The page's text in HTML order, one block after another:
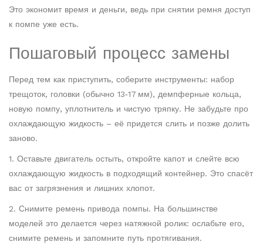
Это экономит время и деньги, ведь при снятии ремня доступ
к помпе уже есть.
Пошаговый процесс замены
Перед тем как приступить, соберите инструменты: набор
трещоток, головки (обычно 13‑17 мм), демпферные кольца,
новую помпу, уплотнитель и чистую тряпку. Не забудьте про
охлаждающую жидкость – её придется слить и позже долить
заново.
1. Оставьте двигатель остыть, откройте капот и слейте всю
охлаждающую жидкость в подходящий контейнер. Это спасёт
вас от загрязнения и лишних хлопот.
2. Снимите ремень привода помпы. На большинстве
моделей это делается через натяжной ролик: ослабьте его,
снимите ремень и запомните путь протягивания.